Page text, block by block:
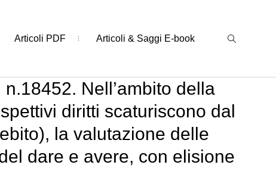
Articoli PDF Articoli & Saggi E-book
Nell’ambito della
diritti scaturiscono dal
la valutazione delle
dare e avere, con elisione